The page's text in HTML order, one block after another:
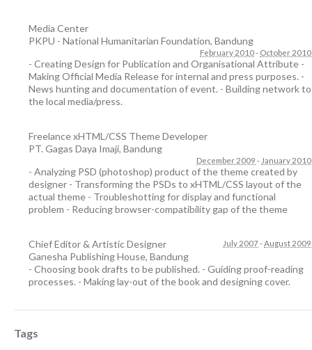
Media Center
PKPU - National Humanitarian Foundation, Bandung
February 2010- October 2010
- Creating Design for Publication and Organisational Attribute -
Making Official Media Release for internal and press purposes. -
News hunting and documentation of event. - Building network to
the local media/press.
Freelance xHTML/CSS Theme Developer
PT. Gagas Daya Imaji, Bandung
December 2009 - January 2010
- Analyzing PSD (photoshop) product of the theme created by
designer - Transforming the PSDs to xHTML/CSS layout of the
actual theme - Troubleshotting for display and functional
problem - Reducing browser-compatibility gap of the theme
Chief Editor & Artistic Designer
Ganesha Publishing House, Bandung
July 2007-August 2009
- Choosing book drafts to be published. - Guiding proof-reading
processes. - Making lay-out of the book and designing cover.
Tags